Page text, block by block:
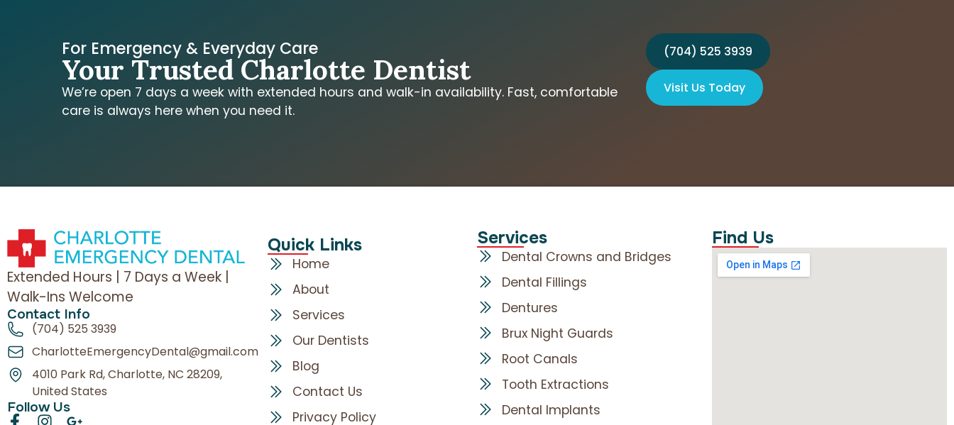
For Emergency & Everyday Care
Your Trusted Charlotte Dentist
We’re open 7 days a week with extended hours and walk-in availability. Fast, comfortable
care is always here when you need it.
(704) 525 3939
Visit Us Today
Extended Hours | 7 Days a Week |
Walk-Ins Welcome
Contact Info
(704) 525 3939
CharlotteEmergencyDental@gmail.com
4010 Park Rd, Charlotte, NC 28209,
United States
Follow Us
Quick Links
Home
About
Services
Our Dentists
Blog
Contact Us
Privacy Policy
Services
Dental Crowns and Bridges
Dental Fillings
Dentures
Brux Night Guards
Root Canals
Tooth Extractions
Dental Implants
Find Us